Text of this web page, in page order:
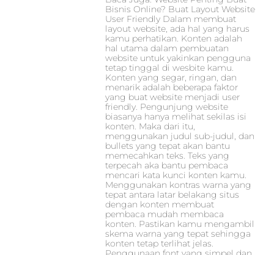
Bisnis Online? Buat Layout Website
User Friendly Dalam membuat
layout website, ada hal yang harus
kamu perhatikan. Konten adalah
hal utama dalam pembuatan
website untuk yakinkan pengguna
tetap tinggal di wesbite kamu.
Konten yang segar, ringan, dan
menarik adalah beberapa faktor
yang buat website menjadi user
friendly. Pengunjung website
biasanya hanya melihat sekilas isi
konten. Maka dari itu,
menggunakan judul sub-judul, dan
bullets yang tepat akan bantu
memecahkan teks. Teks yang
terpecah aka bantu pembaca
mencari kata kunci konten kamu.
Menggunakan kontras warna yang
tepat antara latar belakang situs
dengan konten membuat
pembaca mudah membaca
konten. Pastikan kamu mengambil
skema warna yang tepat sehingga
konten tetap terlihat jelas.